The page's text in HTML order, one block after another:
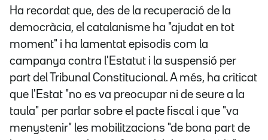
Ha recordat que, des de la recuperació de la
democràcia, el catalanisme ha "ajudat en tot
moment" i ha lamentat episodis com la
campanya contra l'Estatut i la suspensió per
part del Tribunal Constitucional. A més, ha criticat
que l'Estat "no es va preocupar ni de seure a la
taula" per parlar sobre el pacte fiscal i que "va
menystenir" les mobilitzacions "de bona part de